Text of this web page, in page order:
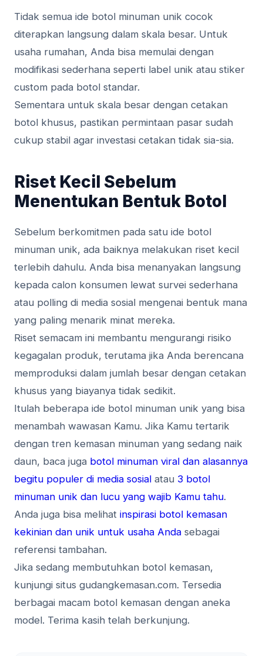
Tidak semua ide botol minuman unik cocok
diterapkan langsung dalam skala besar. Untuk
usaha rumahan, Anda bisa memulai dengan
modifikasi sederhana seperti label unik atau stiker
custom pada botol standar.
Sementara untuk skala besar dengan cetakan
botol khusus, pastikan permintaan pasar sudah
cukup stabil agar investasi cetakan tidak sia-sia.
Riset Kecil Sebelum
Menentukan Bentuk Botol
Sebelum berkomitmen pada satu ide botol
minuman unik, ada baiknya melakukan riset kecil
terlebih dahulu. Anda bisa menanyakan langsung
kepada calon konsumen lewat survei sederhana
atau polling di media sosial mengenai bentuk mana
yang paling menarik minat mereka.
Riset semacam ini membantu mengurangi risiko
kegagalan produk, terutama jika Anda berencana
memproduksi dalam jumlah besar dengan cetakan
khusus yang biayanya tidak sedikit.
Itulah beberapa ide botol minuman unik yang bisa
menambah wawasan Kamu. Jika Kamu tertarik
dengan tren kemasan minuman yang sedang naik
daun, baca juga botol minuman viral dan alasannya
begitu populer di media sosial atau 3 botol
minuman unik dan lucu yang wajib Kamu tahu.
Anda juga bisa melihat inspirasi botol kemasan
kekinian dan unik untuk usaha Anda sebagai
referensi tambahan.
Jika sedang membutuhkan botol kemasan,
kunjungi situs gudangkemasan.com. Tersedia
berbagai macam botol kemasan dengan aneka
model. Terima kasih telah berkunjung.